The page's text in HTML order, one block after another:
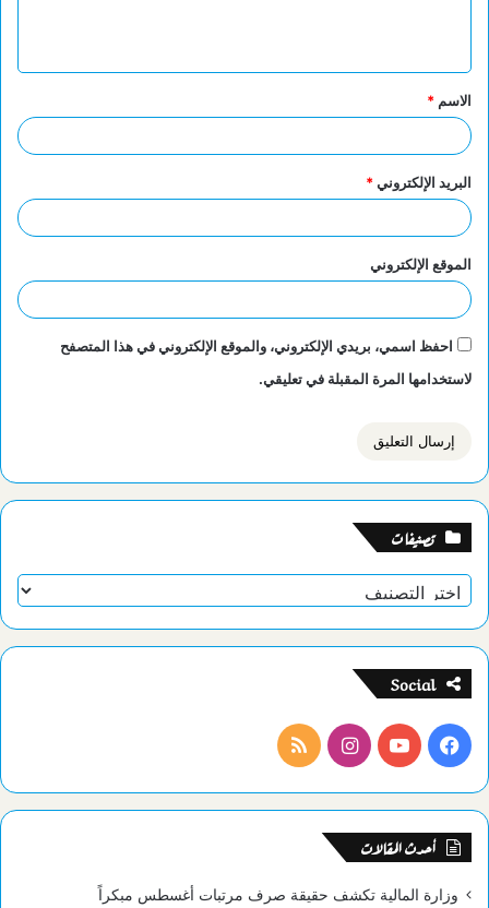
ق
*
الاسم *
البريد الإلكتروني*
الموقع الإلكتروني
احفظ اسمي، بريدي الإلكتروني، والموقع الإلكتروني في هذا المتصفح
لاستخدامها المرة المقبلة في تعليقي.
تصنيفات
تصنيفات
Social
فيسبوكيوتيوبانستقرامملخص
الموقع
أحدث المقالات
وزارة المالية تكشف حقيقة صرف مرتبات أغسطس مبكراً